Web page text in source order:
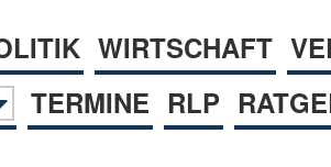
WIRTSCHAFT
TERMINE RLP